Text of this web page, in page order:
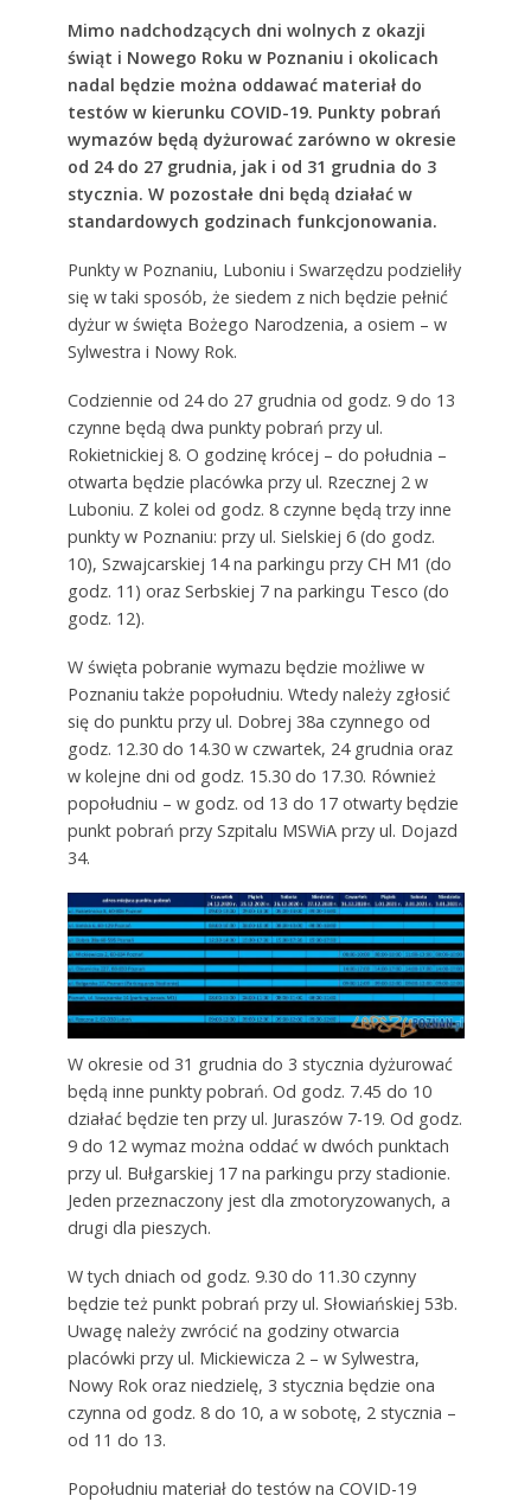
Mimo nadchodzących dni wolnych z okazji
świąt i Nowego Roku w Poznaniu i okolicach
nadal będzie można oddawać materiał do
testów w kierunku COVID-19. Punkty pobrań
wymazów będą dyżurować zarówno w okresie
od 24 do 27 grudnia, jak i od 31 grudnia do 3
stycznia. W pozostałe dni będą działać w
standardowych godzinach funkcjonowania.
Punkty w Poznaniu, Luboniu i Swarzędzu podzieliły
się w taki sposób, że siedem z nich będzie pełnić
dyżur w święta Bożego Narodzenia, a osiem – w
Sylwestra i Nowy Rok.
Codziennie od 24 do 27 grudnia od godz. 9 do 13
czynne będą dwa punkty pobrań przy ul.
Rokietnickiej 8. O godzinę krócej – do południa –
otwarta będzie placówka przy ul. Rzecznej 2 w
Luboniu. Z kolei od godz. 8 czynne będą trzy inne
punkty w Poznaniu: przy ul. Sielskiej 6 (do godz.
10), Szwajcarskiej 14 na parkingu przy CH M1 (do
godz. 11) oraz Serbskiej 7 na parkingu Tesco (do
godz. 12).
W święta pobranie wymazu będzie możliwe w
Poznaniu także popołudniu. Wtedy należy zgłosić
się do punktu przy ul. Dobrej 38a czynnego od
godz. 12.30 do 14.30 w czwartek, 24 grudnia oraz
w kolejne dni od godz. 15.30 do 17.30. Również
popołudniu – w godz. od 13 do 17 otwarty będzie
punkt pobrań przy Szpitalu MSWiA przy ul. Dojazd
34.
W okresie od 31 grudnia do 3 stycznia dyżurować
będą inne punkty pobrań. Od godz. 7.45 do 10
działać będzie ten przy ul. Juraszów 7-19. Od godz.
9 do 12 wymaz można oddać w dwóch punktach
przy ul. Bułgarskiej 17 na parkingu przy stadionie.
Jeden przeznaczony jest dla zmotoryzowanych, a
drugi dla pieszych.
W tych dniach od godz. 9.30 do 11.30 czynny
będzie też punkt pobrań przy ul. Słowiańskiej 53b.
Uwagę należy zwrócić na godziny otwarcia
placówki przy ul. Mickiewicza 2 – w Sylwestra,
Nowy Rok oraz niedzielę, 3 stycznia będzie ona
czynna od godz. 8 do 10, a w sobotę, 2 stycznia –
od 11 do 13.
Popołudniu materiał do testów na COVID-19